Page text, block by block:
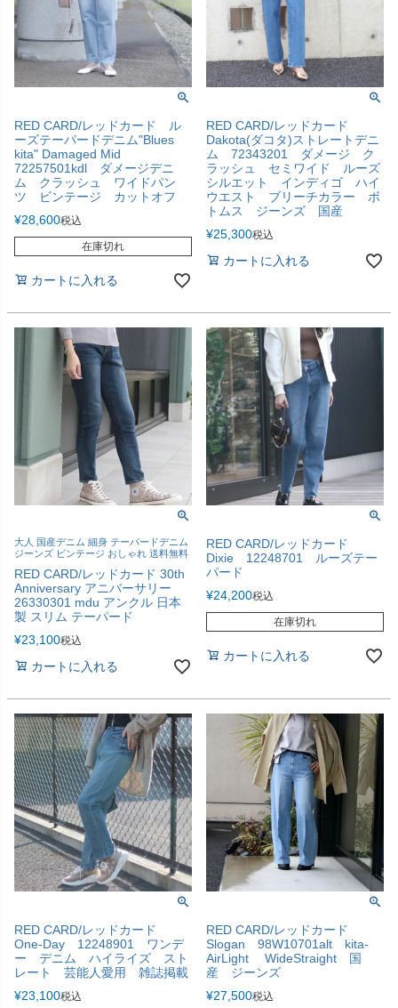
RED CARD/レッドカード ル
ーズテーパードデニム"Blues
kita" Damaged Mid
72257501kdl ダメージデニ
ム クラッシュ ワイドパン
ツ ビンテージ カットオフ
¥28,600税込
在庫切れ
カートに入れる
RED CARD/レッドカード
Dakota(ダコタ)ストレートデニ
ム 72343201 ダメージ ク
ラッシュ セミワイド ルーズ
シルエット インディゴ ハイ
ウエスト ブリーチカラー ボ
トムス ジーンズ 国産
¥25,300税込
カートに入れる
大人 国産デニム 細身 テーパードデニム
ジーンズ ビンテージ おしゃれ 送料無料
RED CARD/レッドカード 30th
Anniversary アニバーサリー
26330301 mdu アンクル 日本
製 スリム テーパード
¥23,100税込
カートに入れる
RED CARD/レッドカード
Dixie 12248701 ルーズテー
パード
¥24,200税込
在庫切れ
カートに入れる
RED CARD/レッドカード
One-Day 12248901 ワンデ
ー デニム ハイライズ スト
レート 芸能人愛用 雑誌掲載
¥23,100税込
RED CARD/レッドカード
Slogan 98W10701alt kita-
AirLight WideStraight 国
産 ジーンズ
¥27,500税込